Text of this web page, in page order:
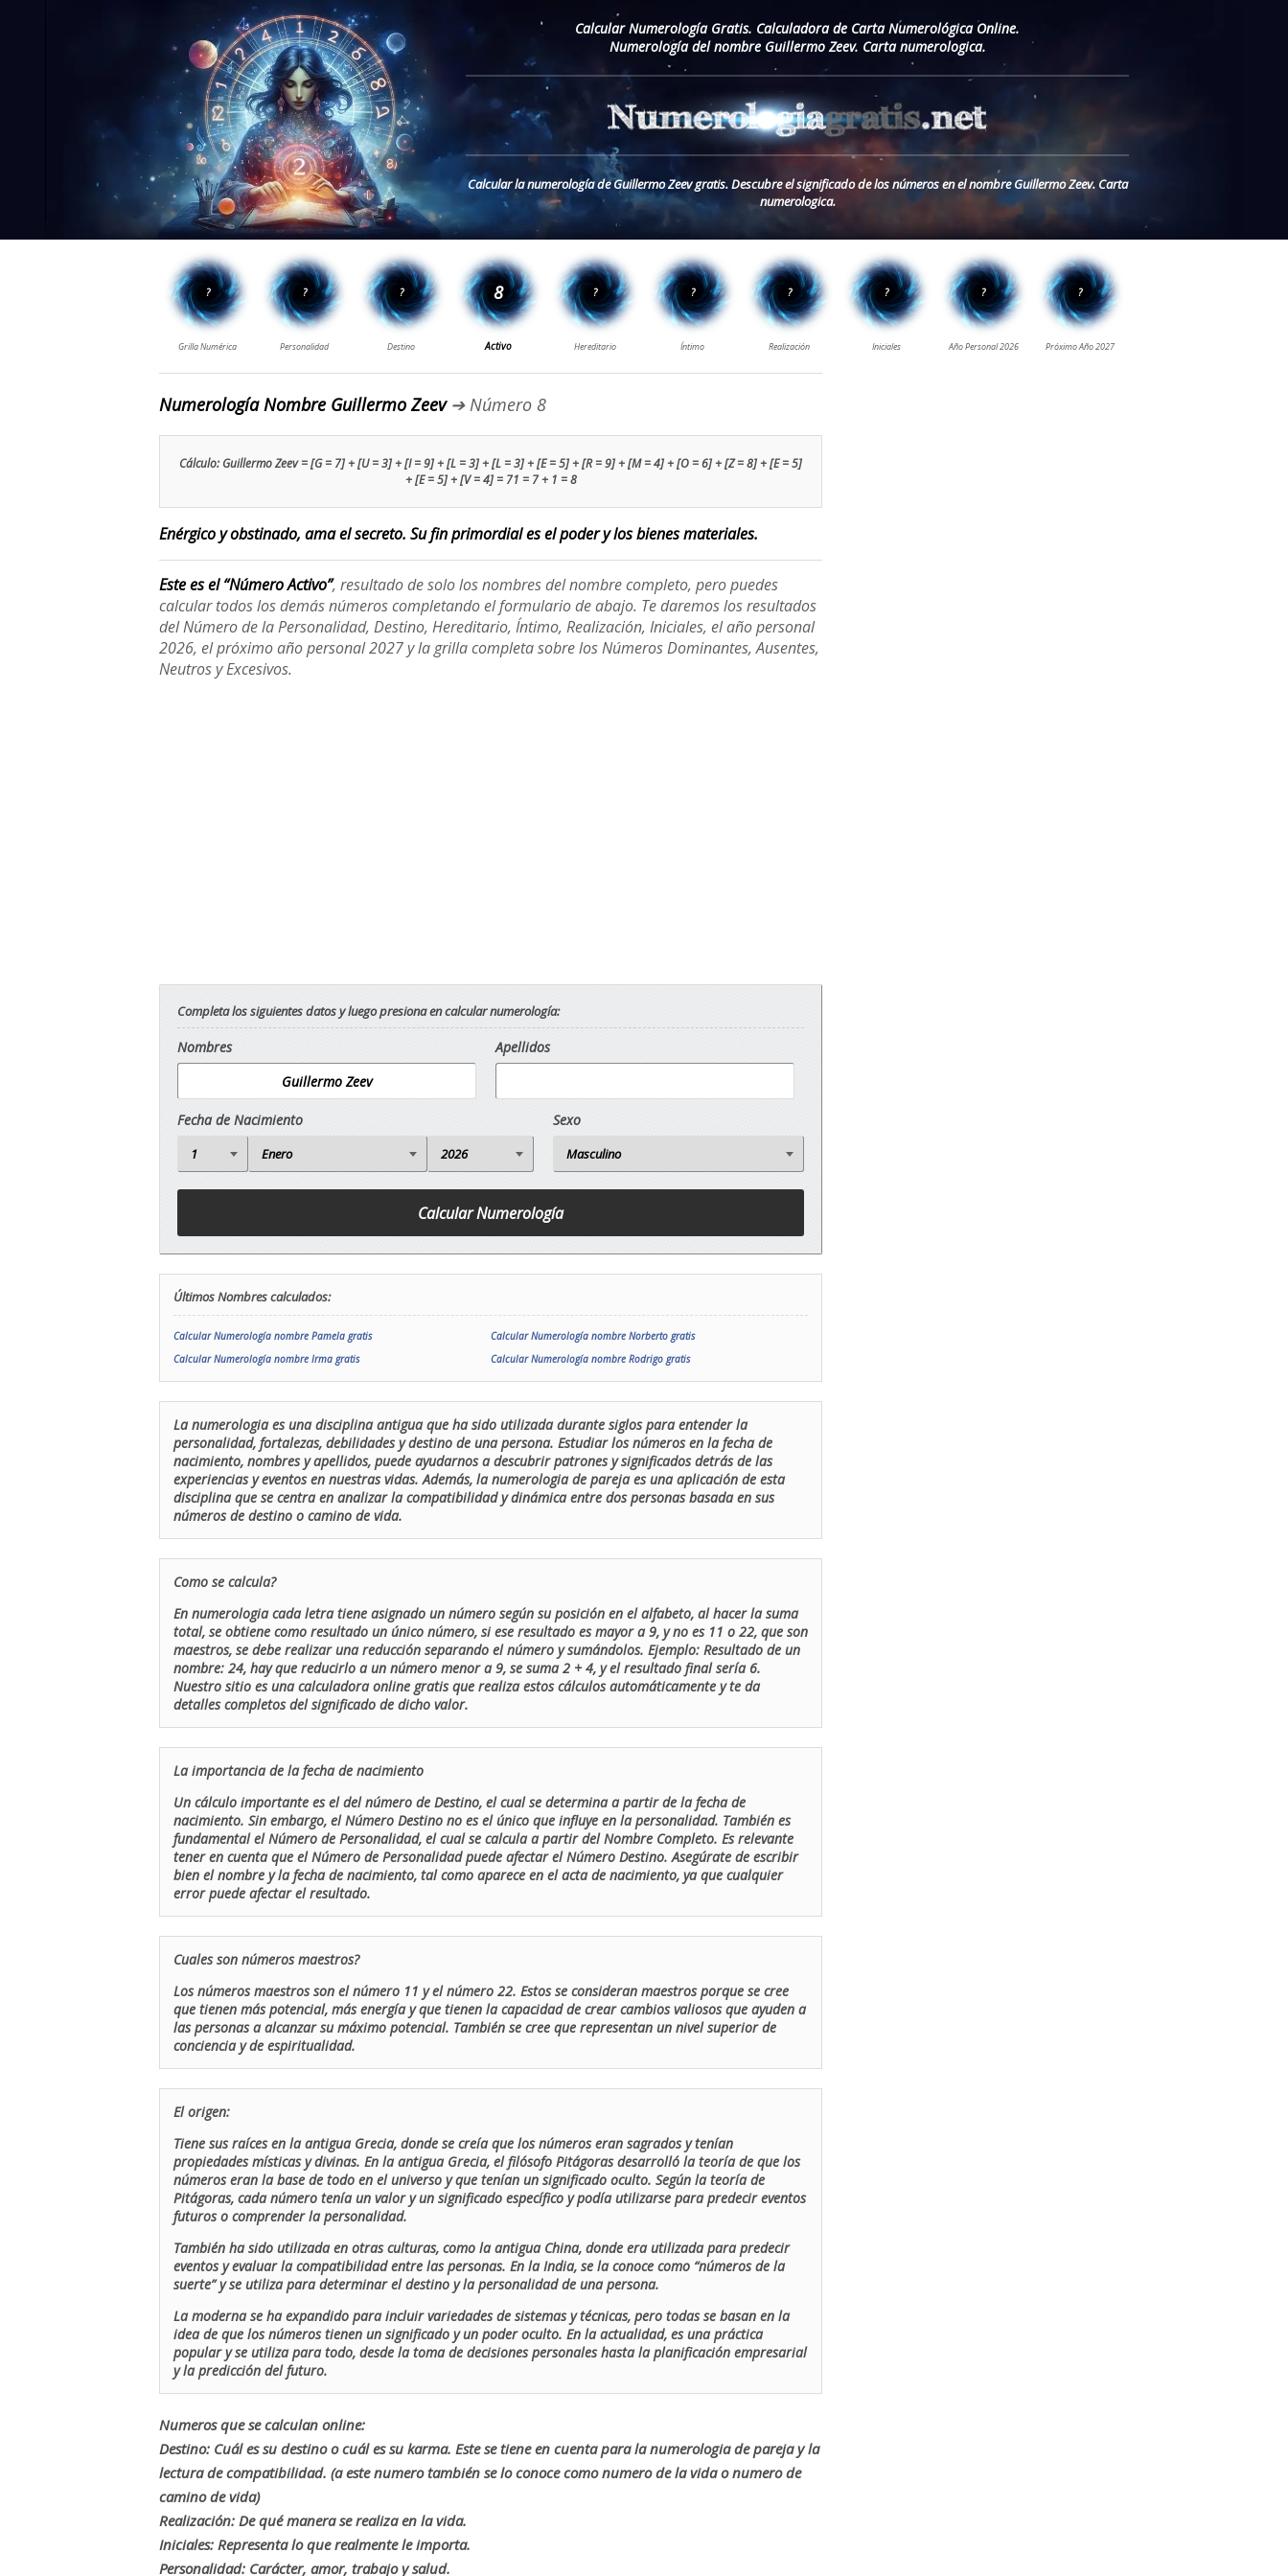
Calcular Numerología Gratis. Calculadora de Carta Numerológica Online.
Numerología del nombre Guillermo Zeev. Carta numerologica.
Calcular la numerología de Guillermo Zeev gratis. Descubre el significado de los números en el nombre Guillermo Zeev. Carta
numerologica.
Numerología Nombre Guillermo Zeev➔ Número 8
Cálculo: Guillermo Zeev = [G = 7] + [U = 3] + [I = 9] + [L = 3] + [L = 3] + [E = 5] + [R = 9] + [M = 4] + [O = 6] + [Z = 8] + [E = 5]
+ [E = 5] + [V = 4] = 71 = 7 + 1 = 8
Enérgico y obstinado, ama el secreto. Su fin primordial es el poder y los bienes materiales.
Este es el “Número Activo”, resultado de solo los nombres del nombre completo, pero puedes
calcular todos los demás números completando el formulario de abajo. Te daremos los resultados
del Número de la Personalidad, Destino, Hereditario, Íntimo, Realización, Iniciales, el año personal
2026, el próximo año personal 2027 y la grilla completa sobre los Números Dominantes, Ausentes,
Neutros y Excesivos.
Completa los siguientes datos y luego presiona en calcular numerología:
Nombres Apellidos
Fecha de Nacimiento Sexo
Últimos Nombres calculados:
Calcular Numerología nombre Pamela gratis
Calcular Numerología nombre Norberto gratis
Calcular Numerología nombre Irma gratis
Calcular Numerología nombre Rodrigo gratis
La numerologia es una disciplina antigua que ha sido utilizada durante siglos para entender la
personalidad, fortalezas, debilidades y destino de una persona. Estudiar los números en la fecha de
nacimiento, nombres y apellidos, puede ayudarnos a descubrir patrones y significados detrás de las
experiencias y eventos en nuestras vidas. Además, la numerologia de pareja es una aplicación de esta
disciplina que se centra en analizar la compatibilidad y dinámica entre dos personas basada en sus
números de destino o camino de vida.
Como se calcula?
En numerologia cada letra tiene asignado un número según su posición en el alfabeto, al hacer la suma
total, se obtiene como resultado un único número, si ese resultado es mayor a 9, y no es 11 o 22, que son
maestros, se debe realizar una reducción separando el número y sumándolos. Ejemplo: Resultado de un
nombre: 24, hay que reducirlo a un número menor a 9, se suma 2 + 4, y el resultado final sería 6.
Nuestro sitio es una calculadora online gratis que realiza estos cálculos automáticamente y te da
detalles completos del significado de dicho valor.
La importancia de la fecha de nacimiento
Un cálculo importante es el del número de Destino, el cual se determina a partir de la fecha de
nacimiento. Sin embargo, el Número Destino no es el único que influye en la personalidad. También es
fundamental el Número de Personalidad, el cual se calcula a partir del Nombre Completo. Es relevante
tener en cuenta que el Número de Personalidad puede afectar el Número Destino. Asegúrate de escribir
bien el nombre y la fecha de nacimiento, tal como aparece en el acta de nacimiento, ya que cualquier
error puede afectar el resultado.
Cuales son números maestros?
Los números maestros son el número 11 y el número 22. Estos se consideran maestros porque se cree
que tienen más potencial, más energía y que tienen la capacidad de crear cambios valiosos que ayuden a
las personas a alcanzar su máximo potencial. También se cree que representan un nivel superior de
conciencia y de espiritualidad.
El origen:
Tiene sus raíces en la antigua Grecia, donde se creía que los números eran sagrados y tenían
propiedades místicas y divinas. En la antigua Grecia, el filósofo Pitágoras desarrolló la teoría de que los
números eran la base de todo en el universo y que tenían un significado oculto. Según la teoría de
Pitágoras, cada número tenía un valor y un significado específico y podía utilizarse para predecir eventos
futuros o comprender la personalidad.
También ha sido utilizada en otras culturas, como la antigua China, donde era utilizada para predecir
eventos y evaluar la compatibilidad entre las personas. En la India, se la conoce como “números de la
suerte” y se utiliza para determinar el destino y la personalidad de una persona.
La moderna se ha expandido para incluir variedades de sistemas y técnicas, pero todas se basan en la
idea de que los números tienen un significado y un poder oculto. En la actualidad, es una práctica
popular y se utiliza para todo, desde la toma de decisiones personales hasta la planificación empresarial
y la predicción del futuro.
Numeros que se calculan online:
Destino: Cuál es su destino o cuál es su karma. Este se tiene en cuenta para la numerologia de pareja y la
lectura de compatibilidad. (a este numero también se lo conoce como numero de la vida o numero de
camino de vida)
Realización: De qué manera se realiza en la vida.
Iniciales: Representa lo que realmente le importa.
Personalidad: Carácter, amor, trabajo y salud.